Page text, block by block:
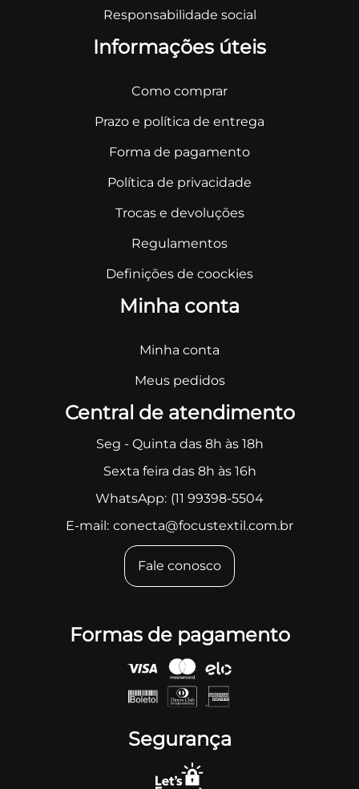
Responsabilidade social
Informações úteis
Como comprar
Prazo e política de entrega
Forma de pagamento
Política de privacidade
Trocas e devoluções
Regulamentos
Definições de coockies
Minha conta
Minha conta
Meus pedidos
Central de atendimento
Seg - Quinta das 8h às 18h
Sexta feira das 8h às 16h
WhatsApp: (11 99398-5504
E-mail: conecta@focustextil.com.br
Fale conosco
Formas de pagamento
Segurança